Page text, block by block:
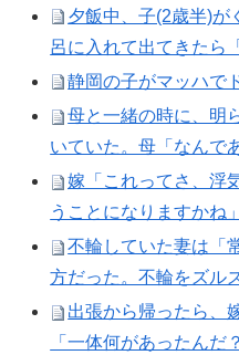
夕飯中、子(2歳半)が
呂に入れて出てきたら
静岡の子がマッハで
母と一緒の時に、明
いていた。母「なんで
嫁「これってさ、浮
うことになりますかね」
不輪していた妻は「
方だった。不輪をズル
出張から帰ったら、
「一体何があったんだ